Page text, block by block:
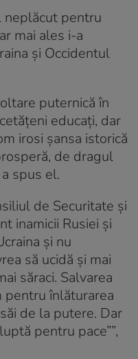
neplăcut pentru
mai ales i-a
și Occidentul
puternică în
educați, dar
irosi șansa istorică
de dragul
spus el.
de Securitate și
inamicii Rusiei și
și nu
să ucidă și mai
săraci. Salvarea
pentru înlăturarea
de la putere. Dar
pentru pace””,